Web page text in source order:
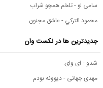
سامی لو - تلخم همچو شراب
محمود التركي - عاشق مجنون
جدیدترین ها در نکست وان
شدو - ای وای
مهدی جهانی - دیوونه بودم